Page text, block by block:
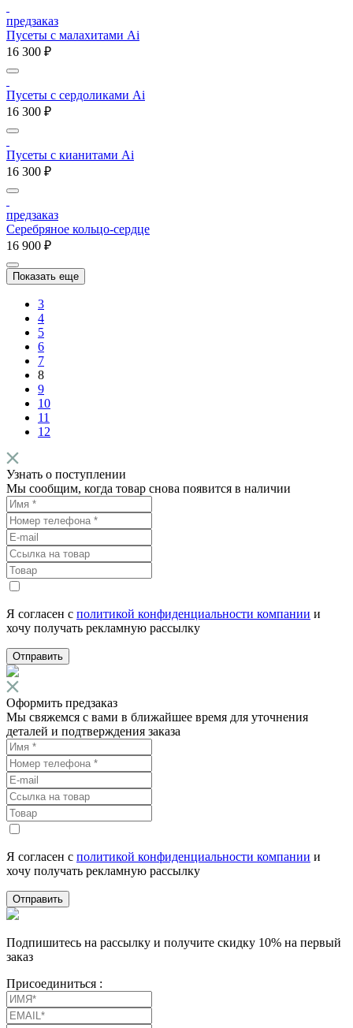
предзаказ
Пусеты с малахитами Ai
16 300 ₽
Пусеты с cердоликами Ai
16 300 ₽
Пусеты с кианитами Ai
16 300 ₽
предзаказ
Серебряное кольцо-сердце
16 900 ₽
Показать еще
3
4
5
6
7
8
9
10
11
12
Узнать о поступлении
Мы сообщим, когда товар снова появится в наличии
Я согласен с политикой конфиденциальности компании и
хочу получать рекламную рассылку
Отправить
Оформить предзаказ
Мы свяжемся с вами в ближайшее время для уточнения
деталей и подтверждения заказа
Я согласен с политикой конфиденциальности компании и
хочу получать рекламную рассылку
Отправить
Подпишитесь на рассылку и получите скидку 10% на первый
заказ
Присоединиться :